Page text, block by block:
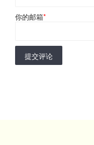
你的邮箱*
提交评论